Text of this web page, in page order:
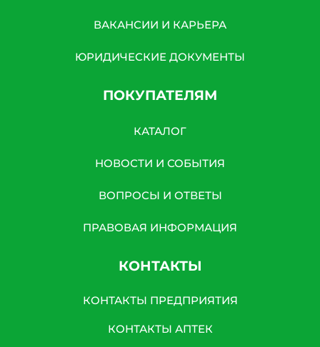
ВАКАНСИИ И КАРЬЕРА
ЮРИДИЧЕСКИЕ ДОКУМЕНТЫ
ПОКУПАТЕЛЯМ
КАТАЛОГ
НОВОСТИ И СОБЫТИЯ
ВОПРОСЫ И ОТВЕТЫ
ПРАВОВАЯ ИНФОРМАЦИЯ
КОНТАКТЫ
КОНТАКТЫ ПРЕДПРИЯТИЯ
КОНТАКТЫ АПТЕК